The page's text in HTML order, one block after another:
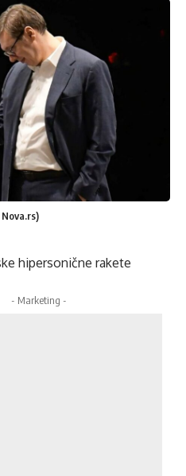
hipersonične rakete
- Marketing -